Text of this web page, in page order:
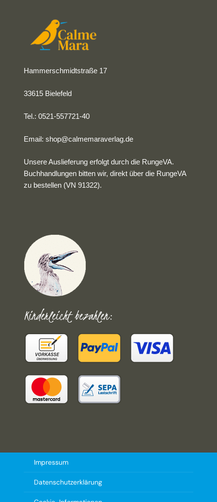
Hammerschmidtstraße 17
33615 Bielefeld
Tel.: 0521-557721-40
Email:shop@calmemaraverlag.de
Unsere Auslieferung erfolgt durch die RungeVA.
Buchhandlungen bitten wir, direkt über die RungeVA
zu bestellen (VN 91322).
Kinderleicht bezahlen:
Impressum
Datenschutzerklärung